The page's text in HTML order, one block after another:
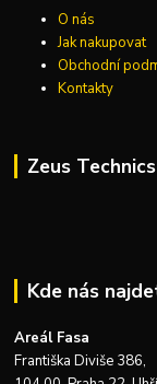
O nás
Jak nakupovat
Obchodní
Kontakty
Zeus Technics
Kde nás
Areál Fasa
Františka Diviše 386,